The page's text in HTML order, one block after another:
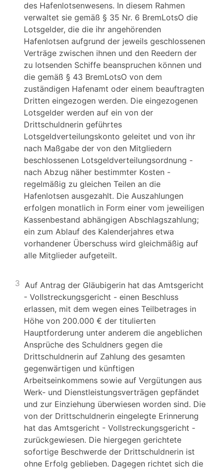
des Hafenlotsenwesens. In diesem Rahmen
verwaltet sie gemäß § 35 Nr. 6 BremLotsO die
Lotsgelder, die die ihr angehörenden
Hafenlotsen aufgrund der jeweils geschlossenen
Verträge zwischen ihnen und den Reedern der
zu lotsenden Schiffe beanspruchen können und
die gemäß § 43 BremLotsO von dem
zuständigen Hafenamt oder einem beauftragten
Dritten eingezogen werden. Die eingezogenen
Lotsgelder werden auf ein von der
Drittschuldnerin geführtes
Lotsgeldverteilungskonto geleitet und von ihr
nach Maßgabe der von den Mitgliedern
beschlossenen Lotsgeldverteilungsordnung -
nach Abzug näher bestimmter Kosten -
regelmäßig zu gleichen Teilen an die
Hafenlotsen ausgezahlt. Die Auszahlungen
erfolgen monatlich in Form einer vom jeweiligen
Kassenbestand abhängigen Abschlagszahlung;
ein zum Ablauf des Kalenderjahres etwa
vorhandener Überschuss wird gleichmäßig auf
alle Mitglieder aufgeteilt.
3 Auf Antrag der Gläubigerin hat das Amtsgericht
- Vollstreckungsgericht - einen Beschluss
erlassen, mit dem wegen eines Teilbetrages in
Höhe von 200.000 € der titulierten
Hauptforderung unter anderem die angeblichen
Ansprüche des Schuldners gegen die
Drittschuldnerin auf Zahlung des gesamten
gegenwärtigen und künftigen
Arbeitseinkommens sowie auf Vergütungen aus
Werk- und Dienstleistungsverträgen gepfändet
und zur Einziehung überwiesen worden sind. Die
von der Drittschuldnerin eingelegte Erinnerung
hat das Amtsgericht - Vollstreckungsgericht -
zurückgewiesen. Die hiergegen gerichtete
sofortige Beschwerde der Drittschuldnerin ist
ohne Erfolg geblieben. Dagegen richtet sich die